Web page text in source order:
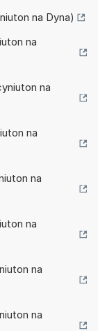
na Dyna)
na
na
na
na
na
na
na